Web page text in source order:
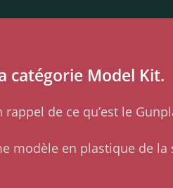
catégorie Model Kit.
rappel de ce qu’est le
modèle en plastique de la